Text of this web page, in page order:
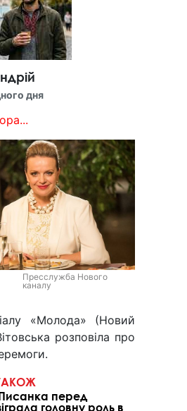
дня
Пресслужба Нового
каналу
«Молода» (Новий
розповіла про
перед
головну роль в